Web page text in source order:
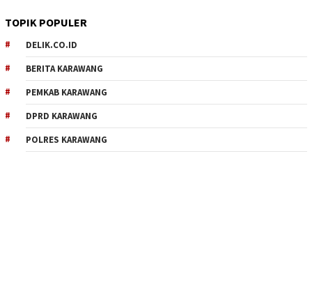
TOPIK POPULER
DELIK.CO.ID
BERITA KARAWANG
PEMKAB KARAWANG
DPRD KARAWANG
POLRES KARAWANG